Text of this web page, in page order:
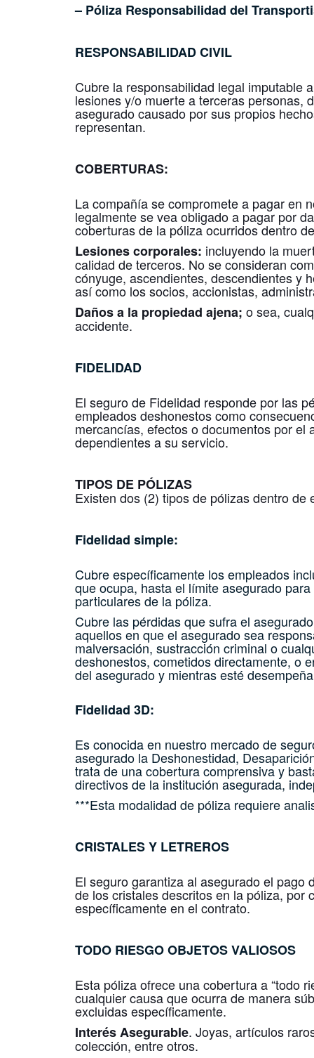
– Póliza Responsabilidad del
RESPONSABILIDAD CIVIL
Cubre la responsabilidad legal imputable
lesiones y/o muerte a terceras personas,
asegurado causado por sus propios
representan.
COBERTURAS:
La compañía se compromete a pagar en
legalmente se vea obligado a pagar por
coberturas de la póliza ocurridos dentro
Lesiones corporales: incluyendo la
calidad de terceros. No se consideran
cónyuge, ascendientes, descendientes y
así como los socios, accionistas,
Daños a la propiedad ajena; o sea,
accidente.
FIDELIDAD
El seguro de Fidelidad responde por las
empleados deshonestos como
mercancías, efectos o documentos por
dependientes a su servicio.
TIPOS DE PÓLIZAS
Existen dos (2) tipos de pólizas dentro de
Fidelidad simple:
Cubre específicamente los empleados
que ocupa, hasta el límite asegurado
particulares de la póliza.
Cubre las pérdidas que sufra el
aquellos en que el asegurado sea
malversación, sustracción criminal o
deshonestos, cometidos directamente, o
del asegurado y mientras esté
Fidelidad 3D:
Es conocida en nuestro mercado de
asegurado la Deshonestidad,
trata de una cobertura comprensiva y
directivos de la institución asegurada,
***Esta modalidad de póliza requiere
CRISTALES Y LETREROS
El seguro garantiza al asegurado el pago
de los cristales descritos en la póliza, por
específicamente en el contrato.
TODO RIESGOOBJETOS VALIOSOS
Esta póliza ofrece una cobertura a “todo
cualquier causa que ocurra de manera
excluidas específicamente.
Interés Asegurable. Joyas, artículos
colección, entre otros.